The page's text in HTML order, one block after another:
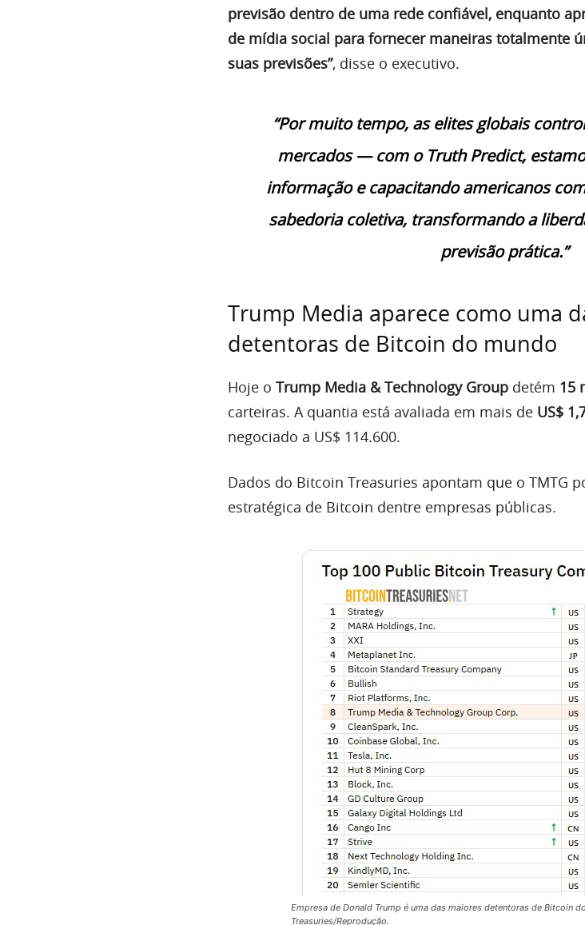
previsão dentro de uma rede confiável, enquanto
de mídia social para fornecer maneiras totalmente
suas previsões”, disse o executivo.
“Por muito tempo, as elites globais
mercados — com o Truth Predict,
informação e capacitando americanos
sabedoria coletiva, transformando a
previsão prática.”
Trump Media aparece como uma
detentoras de Bitcoin do mundo
Hoje o Trump Media & Technology Group detém 15
carteiras. A quantia está avaliada em mais de US$
negociado a US$ 114.600.
Dados do Bitcoin Treasuries apontam que o TMTG
estratégica de Bitcoin dentre empresas públicas.
Empresa de Donald Trump é uma das maiores detentoras de Bitcoin
Treasuries/Reprodução.